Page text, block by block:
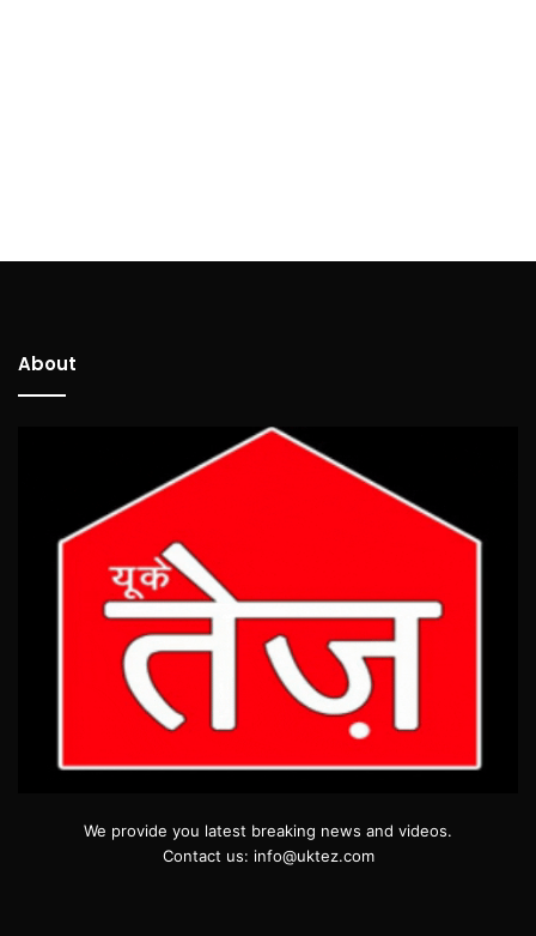
About
We provide you latest breaking news and videos.
Contact us: info@uktez.com